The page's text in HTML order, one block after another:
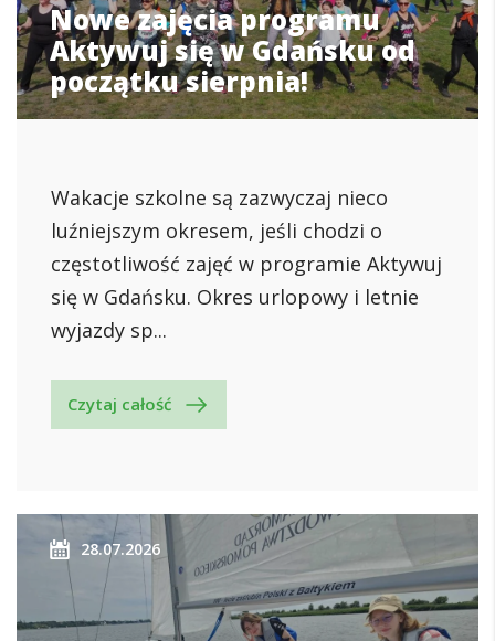
Nowe zajęcia programu
Aktywuj się w Gdańsku od
początku sierpnia!
Wakacje szkolne są zazwyczaj nieco
luźniejszym okresem, jeśli chodzi o
częstotliwość zajęć w programie Aktywuj
się w Gdańsku. Okres urlopowy i letnie
wyjazdy sp...
Czytaj całość
28.07.2026